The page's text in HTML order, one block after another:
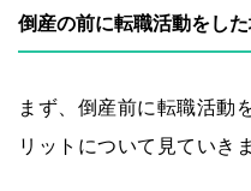
倒産の前に転職活動をし
まず、倒産前に転職活動
リットについて見ていき